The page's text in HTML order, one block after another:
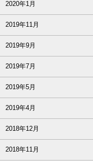
2020年1月
2019年11月
2019年9月
2019年7月
2019年5月
2019年4月
2018年12月
2018年11月